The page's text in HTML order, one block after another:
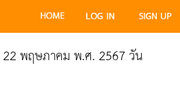
พฤษภาคม พ.ศ. 2567 วัน